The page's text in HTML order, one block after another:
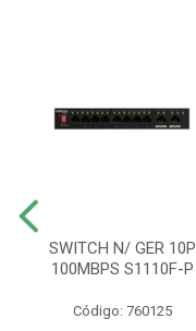
SWITCH N/ GER 10P
100MBPS S1110F-P
Código: 760125